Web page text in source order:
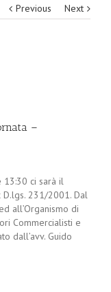
Previous Next
–
ci sarà il
231/2001. Dal
all’Organismo di
Commercialisti e
dall’avv. Guido